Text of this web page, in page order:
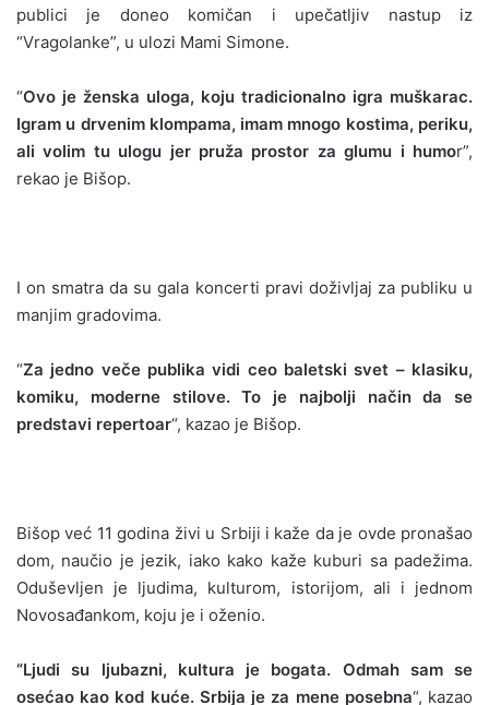
publici je doneo komičan i upečatljiv nastup iz
“Vragolanke”, u ulozi Mami Simone.
“Ovo je ženska uloga, koju tradicionalno igra muškarac.
Igram u drvenim klompama, imam mnogo kostima, periku,
ali volim tu ulogu jer pruža prostor za glumu i humor”,
rekao je Bišop.
I on smatra da su gala koncerti pravi doživljaj za publiku u
manjim gradovima.
“Za jedno veče publika vidi ceo baletski svet – klasiku,
komiku, moderne stilove. To je najbolji način da se
predstavi repertoar“, kazao je Bišop.
Bišop već 11 godina živi u Srbiji i kaže da je ovde pronašao
dom, naučio je jezik, iako kako kaže kuburi sa padežima.
Oduševljen je ljudima, kulturom, istorijom, ali i jednom
Novosađankom, koju je i oženio.
“Ljudi su ljubazni, kultura je bogata. Odmah sam se
osećao kao kod kuće. Srbija je za mene posebna“, kazao